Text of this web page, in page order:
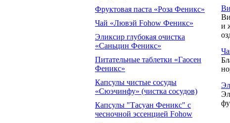
Фруктовая паста «Роза Феникс»
Чай «Лювэй Fohow Феникс»
Эликсир глубокая очистка
«Саньцин Феникс»
Питательные таблетки «Гаосен
Феникс»
Капсулы чистые сосуды
«Сюэчинфу» (чистка сосудов)
Капсулы "Тасуан Феникс" с
чесночной эссенцией Fohow
и